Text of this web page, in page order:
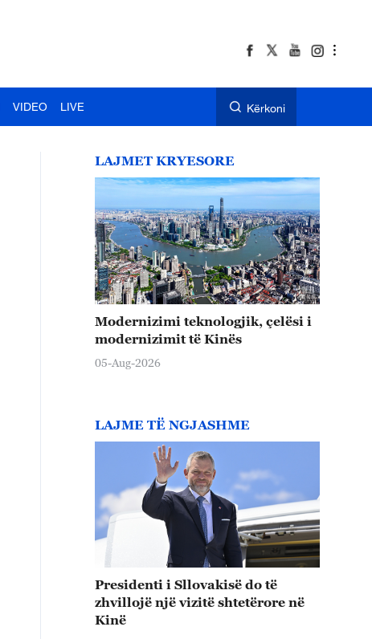
VIDEO LIVE Kërkoni
LAJMET KRYESORE
Modernizimi teknologjik, çelësi i
modernizimit të Kinës
05-Aug-2026
LAJME TË NGJASHME
Presidenti i Sllovakisë do të
zhvillojë një vizitë shtetërore në
Kinë